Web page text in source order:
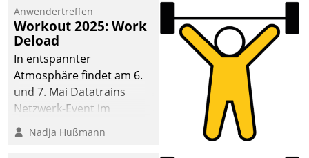
Anwendertreffen
Workout 2025: Work
Deload
In entspannter
Atmosphäre findet am 6.
und 7. Mai Datatrains
Netzwerk-Event im
Kunden- und Partnerkreis
statt. Zentrale Frage: Wie
Nadja Hußmann